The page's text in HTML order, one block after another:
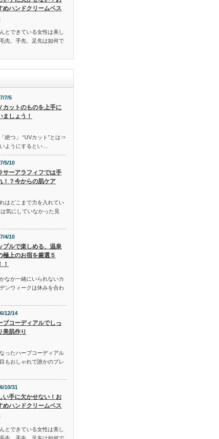
めハンドクリームベス
とできている女性は美し
先、手先、足先は如何で
7/5
カットのものを上手に
ましょう！
絶つ」 “UVカット”とは⇒
ようにするとい…
5/10
サーアラフィフでは手
！？今からの肌ケア
はどこまで力を入れてい
気にしていなかった見
4/10
プルで楽しめる、温泉
極上のお宿を厳選５
！
なか一緒にいられないカ
ンウィークは休みを合わ
12/14
ブコーディアルでしっ
美肌作り
ったハーブコーディアル
もおしゃれで誰かのプレ
10/31
い手に欠かせない！お
めハンドクリームベス
とできている女性は美し